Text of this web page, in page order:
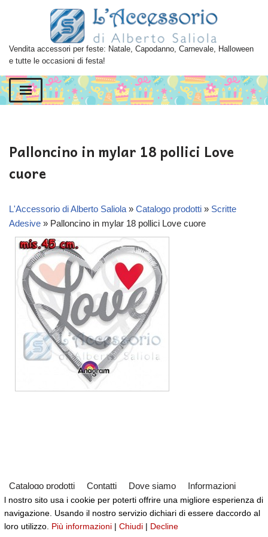
al
contenuto
Vendita accessori per feste: Natale, Capodanno, Carnevale, Halloween
e tutte le occasioni di festa!
Palloncino in mylar 18 pollici Love
cuore
L'Accessorio di Alberto Saliola » Catalogo prodotti » Scritte
Adesive » Palloncino in mylar 18 pollici Love cuore
Catalogo prodotti Contatti Dove siamo
Informazioni
Partner
Servizi Virtual Tour del Negozio
Neve| Powered byWordPress
l nostro sito usa i cookie per poterti offrire una migliore esperienza di
navigazione. Usando il nostro servizio dichiari di essere daccordo al
loro utilizzo. Più informazioni | Chiudi | Decline